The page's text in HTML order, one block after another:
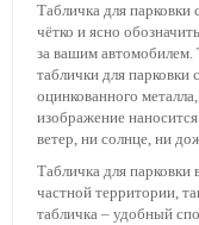
Табличка для
чётко и ясно
за вашим автомобилем.
таблички для
оцинкованного
изображение
ветер, ни солнце, ни
Табличка для парковки
частной территории,
табличка – удобный